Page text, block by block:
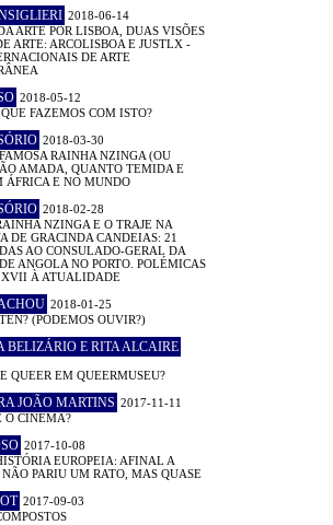
2018-06-14
ARTE POR LISBOA, DUAS VISÕES
ARTE: ARCOLISBOA E JUSTLX -
DE ARTE
2018-05-12
FAZEMOS COM ISTO?
2018-03-30
RAINHA NZINGA (OU
AMADA, QUANTO TEMIDA E
ÁFRICA E NO MUNDO
2018-02-28
NZINGA E O TRAJE NA
DE GRACINDA CANDEIAS: 21
AO CONSULADO-GERAL DA
ANGOLA NO PORTO. POLÉMICAS
XVII À ATUALIDADE
2018-01-25
(PODEMOS OUVIR?)
BELIZÁRIO E RITA ALCAIRE
QUEER EM QUEERMUSEU?
JOÃO MARTINS 2017-11-11
O CINEMA?
2017-10-08
EUROPEIA: AFINAL A
PARIU UM RATO, MAS QUASE
2017-09-03